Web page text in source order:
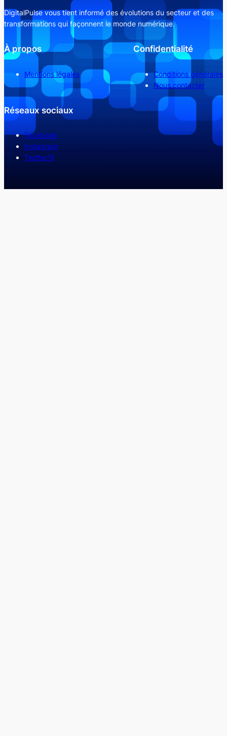
DigitalPulse vous tient informé des évolutions du secteur et des
transformations qui façonnent le monde numérique.
À propos
Mentions légales
Confidentialité
Conditions générales
Nous contacter
Réseaux sociaux
Facebook
Instagram
Twitter/X